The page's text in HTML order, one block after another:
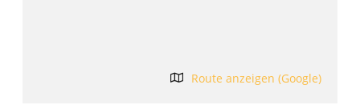
Route anzeigen (Google)